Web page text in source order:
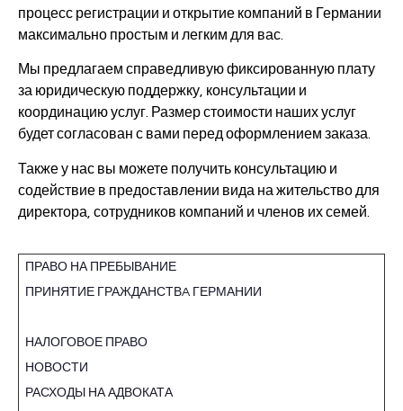
процесс регистрации и открытие компаний в Германии
максимально простым и легким для вас.
Мы предлагаем справедливую фиксированную плату
за юридическую поддержку, консультации и
координацию услуг. Размер стоимости наших услуг
будет согласован с вами перед оформлением заказа.
Также у нас вы можете получить консультацию и
содействие в предоставлении вида на жительство для
директора, сотрудников компаний и членов их семей.
ПРАВО НА ПРЕБЫВАНИЕ
ПРИНЯТИЕ ГРАЖДАНСТВA ГЕРМАНИИ
НАЛОГОВОЕ ПРАВО
НОВОСТИ
РАСХОДЫ НА АДВОКАТА